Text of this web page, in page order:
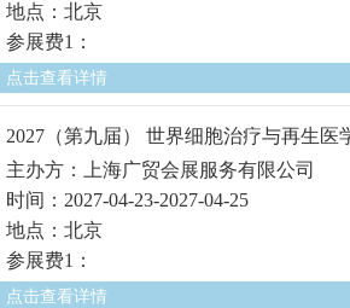
地点：北京
参展费1：
点击查看详情
2027（第九届） 世界细胞治疗与再生医
主办方：上海广贸会展服务有限公司
时间：2027-04-23-2027-04-25
地点：北京
参展费1：
点击查看详情